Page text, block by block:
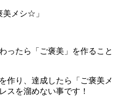
美メシ☆」
ったら「ご褒美」を作ること
作り、達成したら「ご褒美メ
スを溜めない事です！